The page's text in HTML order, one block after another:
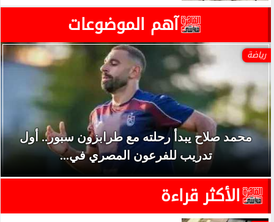
آهم الموضوعات
رياضة
محمد صلاح يبدأ رحلته مع طرابزون سبور.. أول
تدريب للفرعون المصري في...
الأكثر قراءة